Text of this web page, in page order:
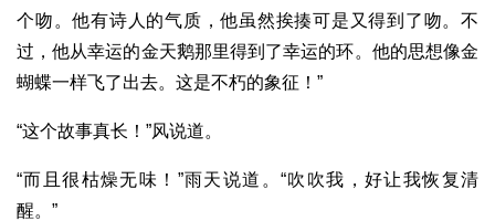
个吻。他有诗人的气质，他虽然挨揍可是又得到了吻。不
过，他从幸运的金天鹅那里得到了幸运的环。他的思想像金
蝴蝶一样飞了出去。这是不朽的象征！”
“这个故事真长！”风说道。
“而且很枯燥无味！”雨天说道。“吹吹我，好让我恢复清
醒。”